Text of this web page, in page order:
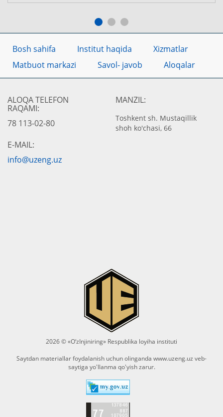
Bosh sahifa Institut haqida
Xizmatlar
Matbuot markazi
Savol- javob Aloqalar
ALOQA TELEFON
RAQAMI:
78 113-02-80
MANZIL:
Toshkent sh. Mustaqillik
shoh ko'chasi, 66
E-MAIL:
info@uzeng.uz
2026 © «O‘zInjiniring» Respublika loyiha instituti
Saytdan materiallar foydalanish uchun olinganda www.uzeng.uz veb-
saytiga yo'llanma qo'yish zarur.